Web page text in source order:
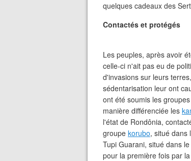
quelques cadeaux des
Contactés et protégés
Les peuples, après avoir
celle-ci n'ait pas eu de
d'invasions sur leurs
sédentarisation leur ont
ont été soumis les
manière différenciée les
l'état de Rondônia,
groupe korubo, situé dans
Tupi Guarani, situé dans
pour la première fois par